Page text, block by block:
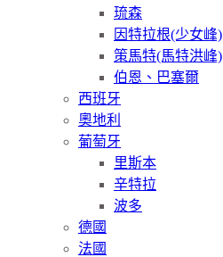
琉森
因特拉根(少女峰)
策馬特(馬特洪峰)
伯恩、巴塞爾
西班牙
奧地利
葡萄牙
里斯本
辛特拉
波多
德國
法國